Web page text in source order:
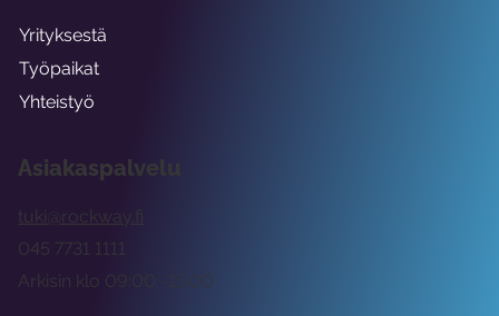
Asiakaspalvelu
tuki@rockway.fi
Arkisin klo 09:00 -15:00
045 7731 1111
Yrityksestä
Työpaikat
Yhteistyö